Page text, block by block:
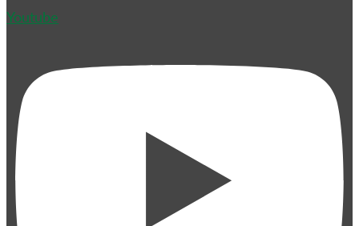
Youtube